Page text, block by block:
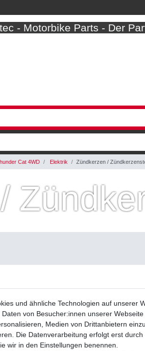
- Motorbike Parts - Der
Cat 4WD Elektrik Zündkerzen /
und ähnliche Technologien auf unserer
von Besucher:innen unserer
Medien von Drittanbietern
Die Datenverarbeitung erfolgt erst
wir in den Einstellungen benennen.